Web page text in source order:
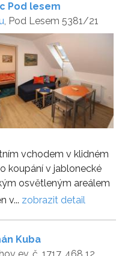
Pod lesem
, Pod Lesem 5381/21
vchodem v klidném
koupání v jablonecké
osvětleným areálem
v... zobrazit detail
Kuba
ev. č. 1717, 468 12